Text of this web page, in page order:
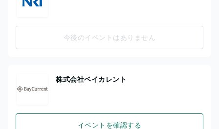
今後のイベントはありません
株式会社ベイカレント
イベントを確認する